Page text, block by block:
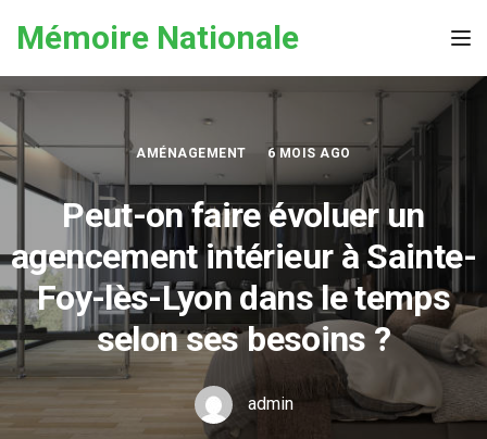
Mémoire Nationale
AMÉNAGEMENT 6 MOIS AGO
Peut-on faire évoluer un
agencement intérieur à Sainte-
Foy-lès-Lyon dans le temps
selon ses besoins ?
admin